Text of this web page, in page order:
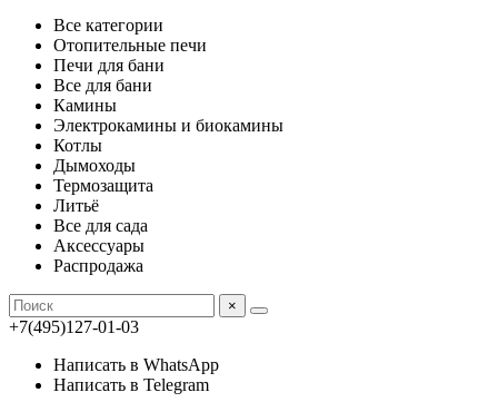
Все категории
Отопительные печи
Печи для бани
Все для бани
Камины
Электрокамины и биокамины
Котлы
Дымоходы
Термозащита
Литьё
Все для сада
Аксессуары
Распродажа
×
+7(495)127-01-03
Написать в WhatsApp
Написать в Telegram